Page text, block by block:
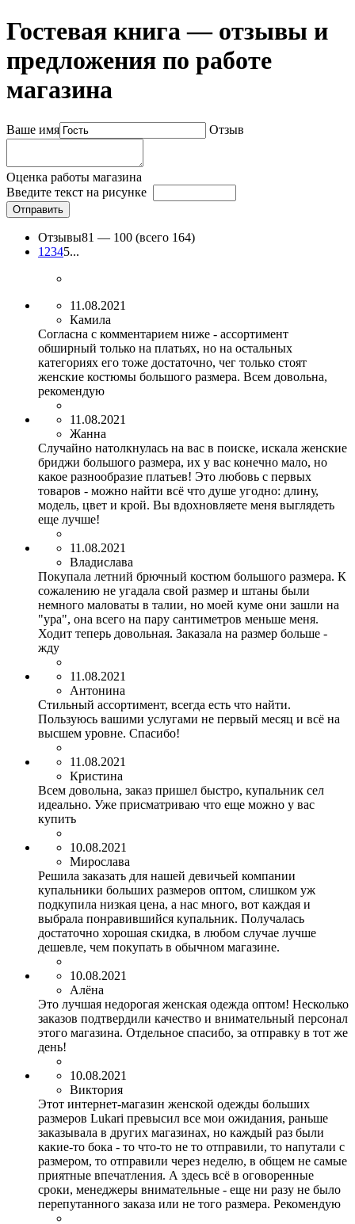
Гостевая книга — отзывы и
предложения по работе
магазина
Ваше имя Отзыв
Оценка работы магазина
Введите текст на рисунке
Отправить
Отзывы81 — 100 (всего 164)
1 2345...
11.08.2021
Камила
Согласна с комментарием ниже - ассортимент
обширный только на платьях, но на остальных
категориях его тоже достаточно, чег только стоят
женские костюмы большого размера. Всем довольна,
рекомендую
11.08.2021
Жанна
Случайно натолкнулась на вас в поиске, искала женские
бриджи большого размера, их у вас конечно мало, но
какое разнообразие платьев! Это любовь с первых
товаров - можно найти всё что душе угодно: длину,
модель, цвет и крой. Вы вдохновляете меня выглядеть
еще лучше!
11.08.2021
Владислава
Покупала летний брючный костюм большого размера. К
сожалению не угадала свой размер и штаны были
немного маловаты в талии, но моей куме они зашли на
"ура", она всего на пару сантиметров меньше меня.
Ходит теперь довольная. Заказала на размер больше -
жду
11.08.2021
Антонина
Стильный ассортимент, всегда есть что найти.
Пользуюсь вашими услугами не первый месяц и всё на
высшем уровне. Спасибо!
11.08.2021
Кристина
Всем довольна, заказ пришел быстро, купальник сел
идеально. Уже присматриваю что еще можно у вас
купить
10.08.2021
Мирослава
Решила заказать для нашей девичьей компании
купальники больших размеров оптом, слишком уж
подкупила низкая цена, а нас много, вот каждая и
выбрала понравившийся купальник. Получалась
достаточно хорошая скидка, в любом случае лучше
дешевле, чем покупать в обычном магазине.
10.08.2021
Алёна
Это лучшая недорогая женская одежда оптом! Несколько
заказов подтвердили качество и внимательный персонал
этого магазина. Отдельное спасибо, за отправку в тот же
день!
10.08.2021
Виктория
Этот интернет-магазин женской одежды больших
размеров Lukari превысил все мои ожидания, раньше
заказывала в других магазинах, но каждый раз были
какие-то бока - то что-то не то отправили, то напутали с
размером, то отправили через неделю, в общем не самые
приятные впечатления. А здесь всё в оговоренные
сроки, менеджеры внимательные - еще ни разу не было
перепутанного заказа или не того размера. Рекомендую